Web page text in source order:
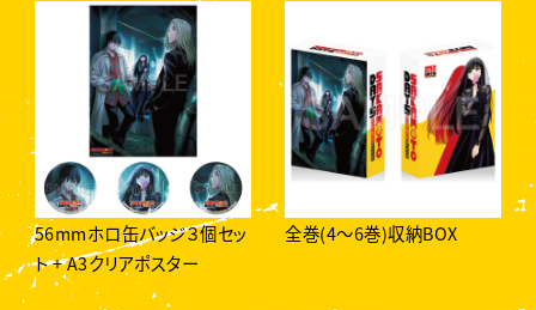
56mmホロ缶バッジ３個セッ
ト + A3クリアポスター
全巻(4〜6巻)収納BOX